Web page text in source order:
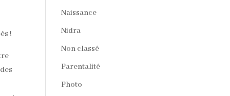
!
Naissance
Nidra
Non classé
Parentalité
Photo